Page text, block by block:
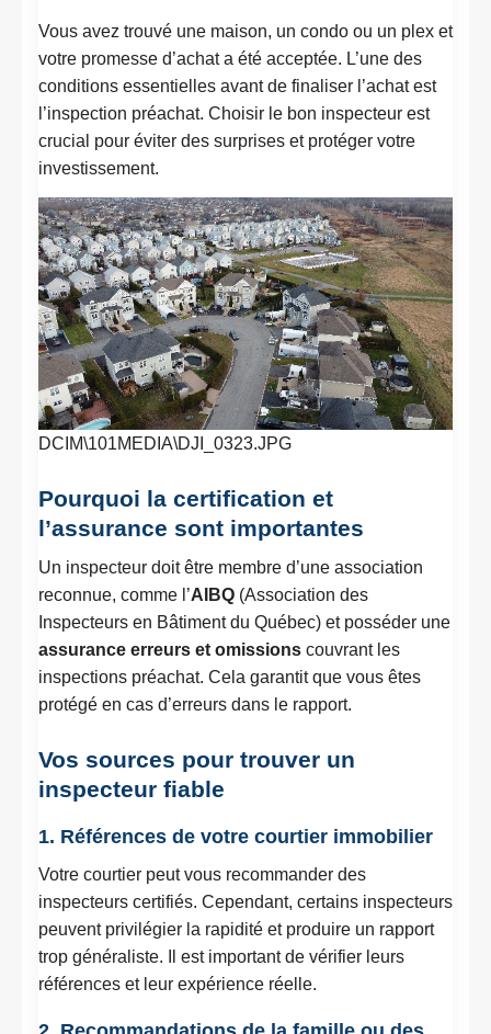
Vous avez trouvé une maison, un condo ou un plex et
votre promesse d’achat a été acceptée. L’une des
conditions essentielles avant de finaliser l’achat est
l’inspection préachat. Choisir le bon inspecteur est
crucial pour éviter des surprises et protéger votre
investissement.
DCIM\101MEDIA\DJI_0323.JPG
Pourquoi la certification et
l’assurance sont importantes
Un inspecteur doit être membre d’une association
reconnue, comme l’AIBQ (Association des
Inspecteurs en Bâtiment du Québec) et posséder une
assurance erreurs et omissions couvrant les
inspections préachat. Cela garantit que vous êtes
protégé en cas d’erreurs dans le rapport.
Vos sources pour trouver un
inspecteur fiable
1. Références de votre courtier immobilier
Votre courtier peut vous recommander des
inspecteurs certifiés. Cependant, certains inspecteurs
peuvent privilégier la rapidité et produire un rapport
trop généraliste. Il est important de vérifier leurs
références et leur expérience réelle.